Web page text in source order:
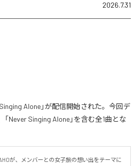
2026.7.31
Alone」が配信開始された。今回デ
Never Singing Alone」を含む全1曲とな
が、メンバーとの女子旅の想い出をテーマに